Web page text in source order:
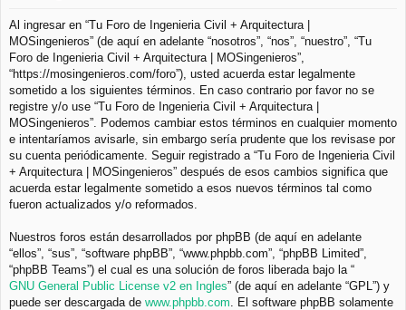
d
os
Al ingresar en “Tu Foro de Ingenieria Civil + Arquitectura |
MOSingenieros” (de aquí en adelante “nosotros”, “nos”, “nuestro”, “Tu
Foro de Ingenieria Civil + Arquitectura | MOSingenieros”,
“https://mosingenieros.com/foro”), usted acuerda estar legalmente
sometido a los siguientes términos. En caso contrario por favor no se
registre y/o use “Tu Foro de Ingenieria Civil + Arquitectura |
MOSingenieros”. Podemos cambiar estos términos en cualquier momento
e intentaríamos avisarle, sin embargo sería prudente que los revisase por
su cuenta periódicamente. Seguir registrado a “Tu Foro de Ingenieria Civil
+ Arquitectura | MOSingenieros” después de esos cambios significa que
acuerda estar legalmente sometido a esos nuevos términos tal como
fueron actualizados y/o reformados.
Nuestros foros están desarrollados por phpBB (de aquí en adelante
“ellos”, “sus”, “software phpBB”, “www.phpbb.com”, “phpBB Limited”,
“phpBB Teams”) el cual es una solución de foros liberada bajo la “
GNU General Public License v2 en Ingles” (de aquí en adelante “GPL”) y
puede ser descargada de www.phpbb.com . El software phpBB solamente